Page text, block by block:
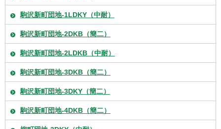
駒沢新町団地-1LDKY（中耐）
駒沢新町団地-2DKB（簡二）
駒沢新町団地-2LDKB（中耐）
駒沢新町団地-3DKB（簡二）
駒沢新町団地-3DKY（簡二）
駒沢新町団地-4DKB（簡二）